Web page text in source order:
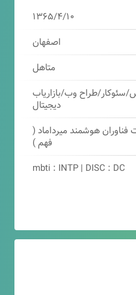
۱۳۶۵/۴/۱۰
اصفهان
متاهل
سئوکار/طراح وب/بازاریاب
دیجیتال
هوشمند میرداماد (
فهم )
mbti : INTP | DISC : DC